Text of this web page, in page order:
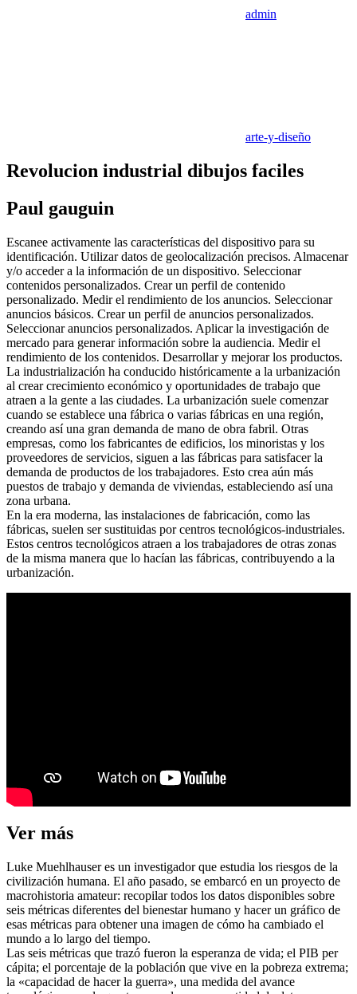
admin
arte-y-diseño
Revolucion industrial dibujos faciles
Paul gauguin
Escanee activamente las características del dispositivo para su
identificación. Utilizar datos de geolocalización precisos. Almacenar
y/o acceder a la información de un dispositivo. Seleccionar
contenidos personalizados. Crear un perfil de contenido
personalizado. Medir el rendimiento de los anuncios. Seleccionar
anuncios básicos. Crear un perfil de anuncios personalizados.
Seleccionar anuncios personalizados. Aplicar la investigación de
mercado para generar información sobre la audiencia. Medir el
rendimiento de los contenidos. Desarrollar y mejorar los productos.
La industrialización ha conducido históricamente a la urbanización
al crear crecimiento económico y oportunidades de trabajo que
atraen a la gente a las ciudades. La urbanización suele comenzar
cuando se establece una fábrica o varias fábricas en una región,
creando así una gran demanda de mano de obra fabril. Otras
empresas, como los fabricantes de edificios, los minoristas y los
proveedores de servicios, siguen a las fábricas para satisfacer la
demanda de productos de los trabajadores. Esto crea aún más
puestos de trabajo y demanda de viviendas, estableciendo así una
zona urbana.
En la era moderna, las instalaciones de fabricación, como las
fábricas, suelen ser sustituidas por centros tecnológicos-industriales.
Estos centros tecnológicos atraen a los trabajadores de otras zonas
de la misma manera que lo hacían las fábricas, contribuyendo a la
urbanización.
Ver más
Luke Muehlhauser es un investigador que estudia los riesgos de la
civilización humana. El año pasado, se embarcó en un proyecto de
macrohistoria amateur: recopilar todos los datos disponibles sobre
seis métricas diferentes del bienestar humano y hacer un gráfico de
esas métricas para obtener una imagen de cómo ha cambiado el
mundo a lo largo del tiempo.
Las seis métricas que trazó fueron la esperanza de vida; el PIB per
cápita; el porcentaje de la población que vive en la pobreza extrema;
la «capacidad de hacer la guerra», una medida del avance